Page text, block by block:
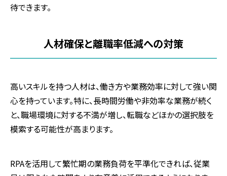
待できます。
人材確保と離職率低減への対策
高いスキルを持つ人材は、働き方や業務効率に対して強い関
心を持っています。特に、長時間労働や非効率な業務が続く
と、職場環境に対する不満が増し、転職などほかの選択肢を
模索する可能性が高まります。
RPAを活用して繁忙期の業務負荷を平準化できれば、従業